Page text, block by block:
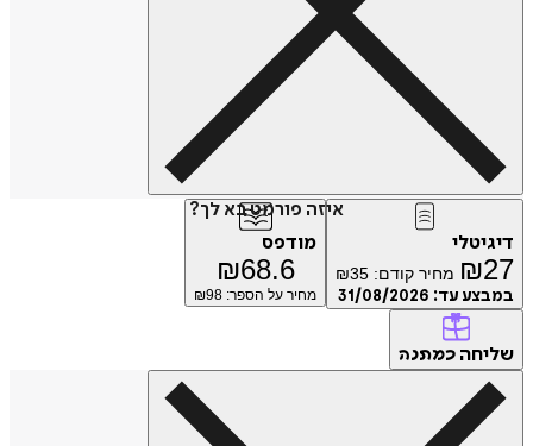
איזה פורמט בא לך?
₪ מחיר קודם: ₪35
עד:31/08/2026
מודפס
₪68.6
מחיר על הספר: ₪98
כמתנה